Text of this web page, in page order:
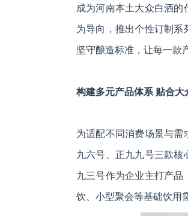
成为河南本土大众白酒
为导向，推出个性订制系
坚守酿造标准，让每一款
构建多元产品体系 贴合大
为适配不同消费场景与
九六号、正九九号三款
九三号作为企业主打产
饮、小型聚会等基础饮用